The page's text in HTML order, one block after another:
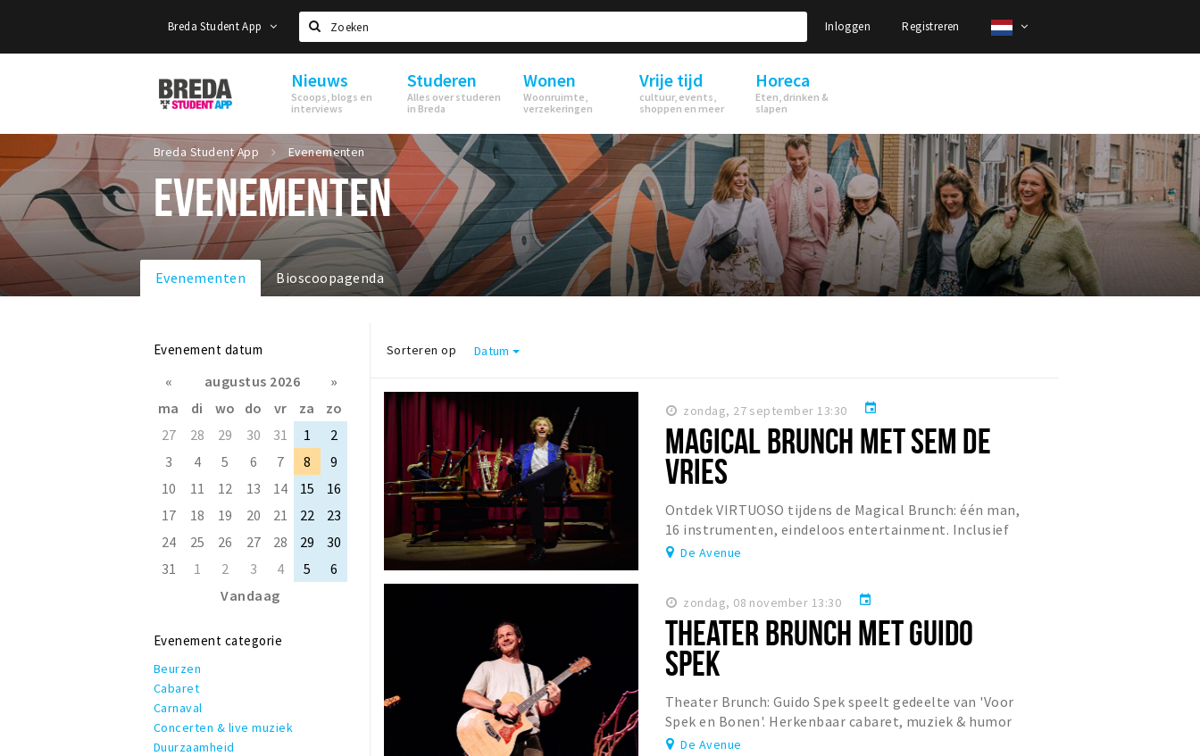
Breda Student App
Zoeken
Inloggen Registreren
Breda
Student
Nieuws
Scoops, blogs en
interviews
Studeren
Alles over studeren
in Breda
Wonen
Woonruimte,
verzekeringen
Vrije tijd
cultuur, events,
shoppen en meer
Horeca
Eten, drinken &
slapen
Breda Student App Evenementen
EVENEMENTEN
Evenementen Bioscoopagenda
Evenement datum
« augustus 2026
»
ma
di wo do vr za
zo
27
28 29 30 31 1
2
3
4 5 6 7 8
9
10
11 12 13 14 15
16
17
18 19 20 21 22
23
24
25 26 27 28 29
30
31
1 2 3 4 5
6
Vandaag
Evenement categorie
Beurzen
Cabaret
Carnaval
Concerten & live muziek
Duurzaamheid
Sorteren op Datum
zondag, 27 september 13:30 event
MAGICAL BRUNCH MET SEM DE
VRIES
Ontdek VIRTUOSO tijdens de Magical Brunch: één man,
16 instrumenten, eindeloos entertainment. Inclusief
brunch. Boek snel je plek!
De Avenue
zondag, 08 november 13:30 event
THEATER BRUNCH MET GUIDO
SPEK
Theater Brunch: Guido Spek speelt gedeelte van 'Voor
Spek en Bonen'. Herkenbaar cabaret, muziek & humor
tijdens een heerlijke brunch. Reserveer nu!
De Avenue